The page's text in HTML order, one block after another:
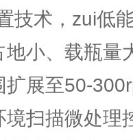
技术，zui低
小、载瓶量
展至50-
扫描微处理